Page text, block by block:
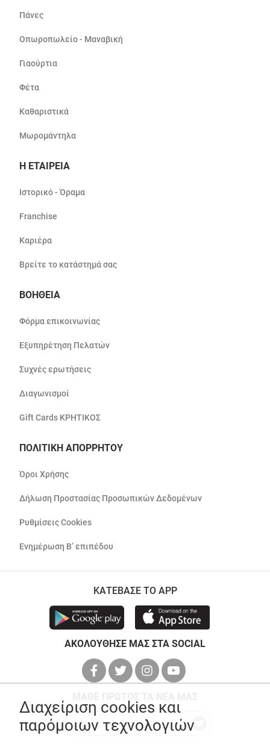
Πάνες
Οπωροπωλείο - Μαναβική
Γιαούρτια
Φέτα
Καθαριστικά
Μωρομάντηλα
Η ΕΤΑΙΡΕΙΑ
Ιστορικό - Όραμα
Franchise
Καριέρα
Βρείτε το κατάστημά σας
ΒΟΗΘΕΙΑ
Φόρμα επικοινωνίας
Εξυπηρέτηση Πελατών
Συχνές ερωτήσεις
Διαγωνισμοί
Gift Cards ΚΡΗΤΙΚΟΣ
ΠΟΛΙΤΙΚΗ ΑΠΟΡΡΗΤΟΥ
Όροι Χρήσης
Δήλωση Προστασίας Προσωπικών Δεδομένων
Ρυθμίσεις Cookies
Ενημέρωση Β’ επιπέδου
ΚΑΤΕΒΑΣΕ ΤΟ APP
ΑΚΟΛΟΥΘΗΣΕ ΜΑΣ ΣΤΑ SOCIAL
Διαχείριση cookies και
παρόμοιων τεχνολογιών